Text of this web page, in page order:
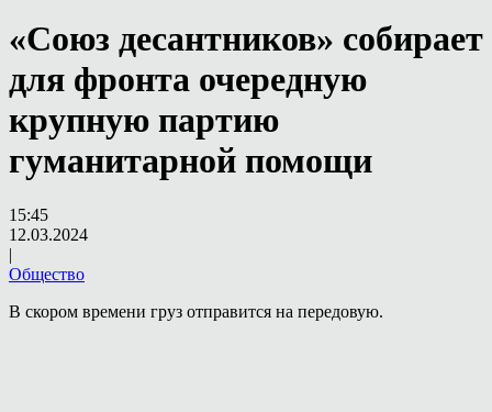
«Союз десантников» собирает
для фронта очередную
крупную партию
гуманитарной помощи
15:45
12.03.2024
|
Общество
В скором времени груз отправится на передовую.